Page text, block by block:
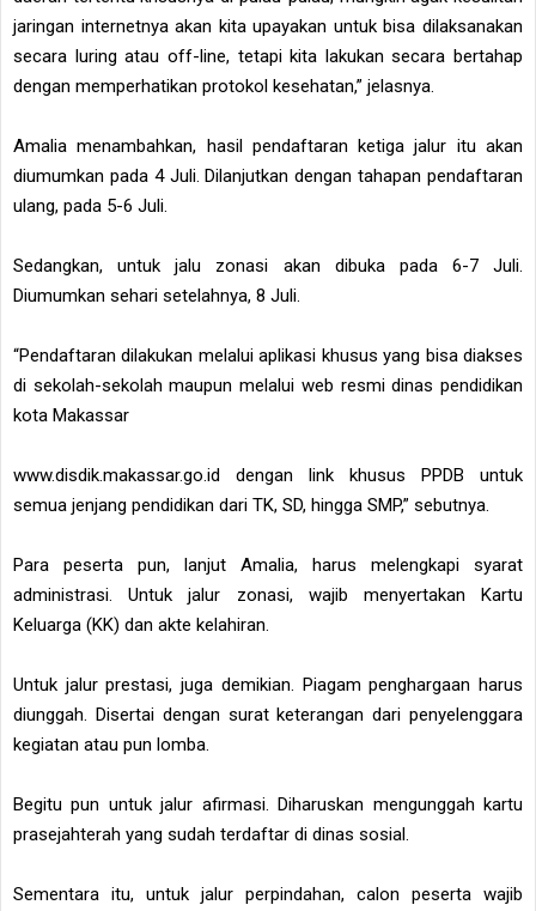
jaringan internetnya akan kita upayakan untuk bisa dilaksanakan
secara luring atau off-line, tetapi kita lakukan secara bertahap
dengan memperhatikan protokol kesehatan,” jelasnya.
Amalia menambahkan, hasil pendaftaran ketiga jalur itu akan
diumumkan pada 4 Juli. Dilanjutkan dengan tahapan pendaftaran
ulang, pada 5-6 Juli.
Sedangkan, untuk jalu zonasi akan dibuka pada 6-7 Juli.
Diumumkan sehari setelahnya, 8 Juli.
“Pendaftaran dilakukan melalui aplikasi khusus yang bisa diakses
di sekolah-sekolah maupun melalui web resmi dinas pendidikan
kota Makassar
www.disdik.makassar.go.id dengan link khusus PPDB untuk
semua jenjang pendidikan dari TK, SD, hingga SMP,” sebutnya.
Para peserta pun, lanjut Amalia, harus melengkapi syarat
administrasi. Untuk jalur zonasi, wajib menyertakan Kartu
Keluarga (KK) dan akte kelahiran.
Untuk jalur prestasi, juga demikian. Piagam penghargaan harus
diunggah. Disertai dengan surat keterangan dari penyelenggara
kegiatan atau pun lomba.
Begitu pun untuk jalur afirmasi. Diharuskan mengunggah kartu
prasejahterah yang sudah terdaftar di dinas sosial.
Sementara itu, untuk jalur perpindahan, calon peserta wajib